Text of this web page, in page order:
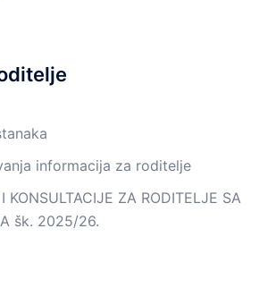
informacija za roditelje
KONSULTACIJE ZA RODITELJE SA
šk. 2025/26.